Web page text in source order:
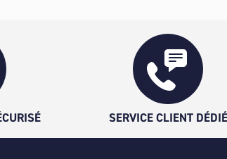
SERVICE CLIENT DÉDIÉ